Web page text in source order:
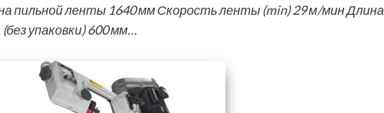
пильной ленты 1640 мм Скорость ленты (min) 29 м/мин Длина
упаковки) 600 мм…